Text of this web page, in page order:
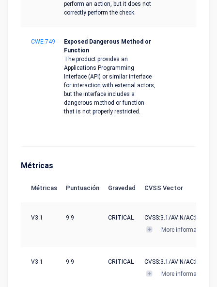
perform an action, but it does not
correctly perform the check.
CWE-749
Exposed Dangerous Method or
Function
The product provides an
Applications Programming
Interface (API) or similar interface
for interaction with external actors,
but the interface includes a
dangerous method or function
that is not properly restricted.
Métricas
Métricas Puntuación Gravedad CVSS Vector
V3.1 9.9 CRITICAL
CVSS:3.1/AV:N/AC:L/PR:L/
More informations
V3.1 9.9 CRITICAL
CVSS:3.1/AV:N/AC:L/PR:L/
More informations